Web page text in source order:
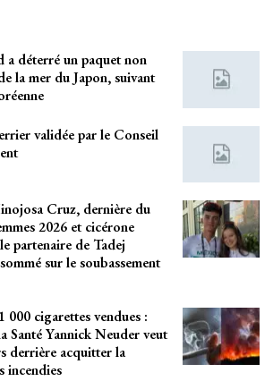
déterré un paquet non
la mer du Japon, suivant
validée par le Conseil
Cruz, dernière du
2026 et cicérone
partenaire de Tadej
sur le soubassement
000 cigarettes vendues :
Santé Yannick Neuder veut
derrière acquitter la
incendies